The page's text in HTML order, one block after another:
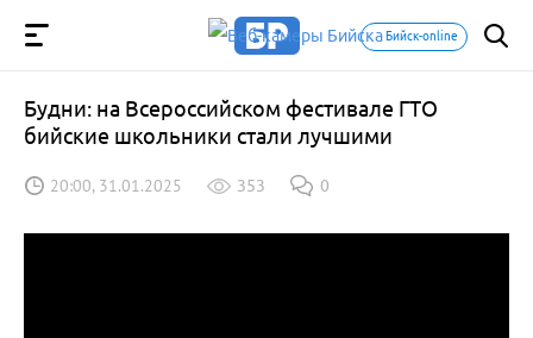
Бийск-online
Будни: на Всероссийском фестивале ГТО
бийские школьники стали лучшими
20:00, 31.01.2025 353 0